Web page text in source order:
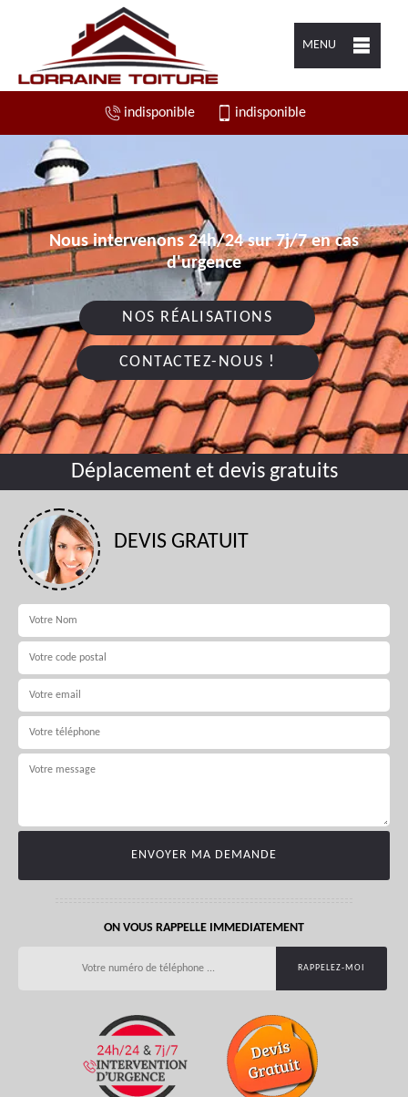
MENU
indisponible indisponible
Nous intervenons 24h/24 sur 7j/7 en cas
d'urgence
NOS RÉALISATIONS
CONTACTEZ-NOUS !
Déplacement et devis gratuits
DEVIS GRATUIT
ON VOUS RAPPELLE IMMEDIATEMENT